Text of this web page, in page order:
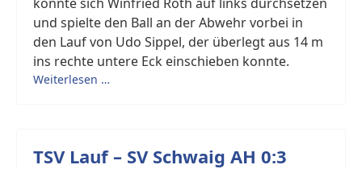
und spielte den Ball an der Abwehr vorbei in
den Lauf von Udo Sippel, der überlegt aus 14 m
ins rechte untere Eck einschieben konnte.
Weiterlesen …
TSV Lauf – SV Schwaig AH 0:3